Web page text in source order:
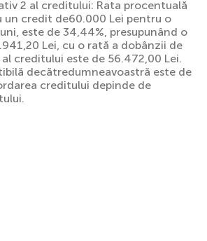
2 al creditului: Rata procentuală
un credit de60.000 Lei pentru o
este de 34,44%, presupunând o
Lei, cu o rată a dobânzii de
creditului este de 56.472,00 Lei.
decătredumneavoastră este de
creditului depinde de